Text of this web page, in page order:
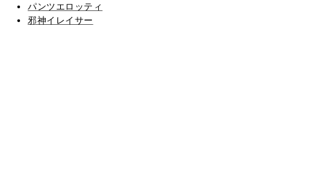
パンツエロッティ
邪神イレイサー